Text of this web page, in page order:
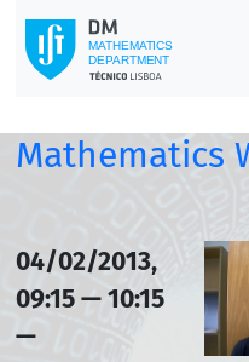
Mathematics
04/02/2013,
09:15 — 10:15
—